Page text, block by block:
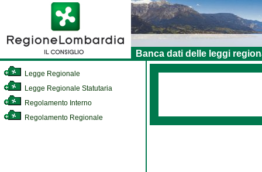
Banca dati delle leggi
Legge Regionale
Legge Regionale Statutaria
Regolamento Interno
Regolamento Regionale